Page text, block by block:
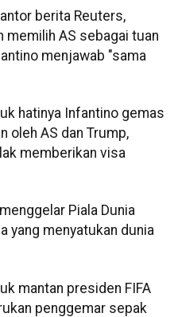
berita Reuters,
memilih AS sebagai tuan
menjawab "sama
hatinya Infantino gemas
oleh AS dan Trump,
memberikan visa
Piala Dunia
yang menyatukan dunia
mantan presiden FIFA
penggemar sepak